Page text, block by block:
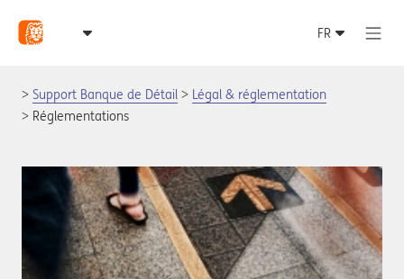
Support Banque de Détail
Légal & réglementation
Réglementations